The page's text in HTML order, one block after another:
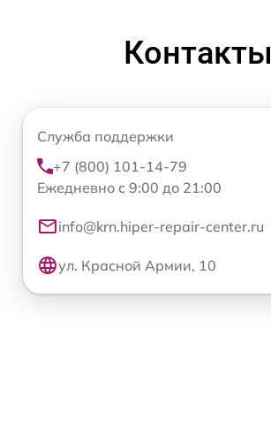
Контакты
Служба поддержки
+7 (800) 101-14-79
Ежедневно с 9:00 до 21:00
info@krn.hiper-repair-center.ru
ул. Красной Армии, 10